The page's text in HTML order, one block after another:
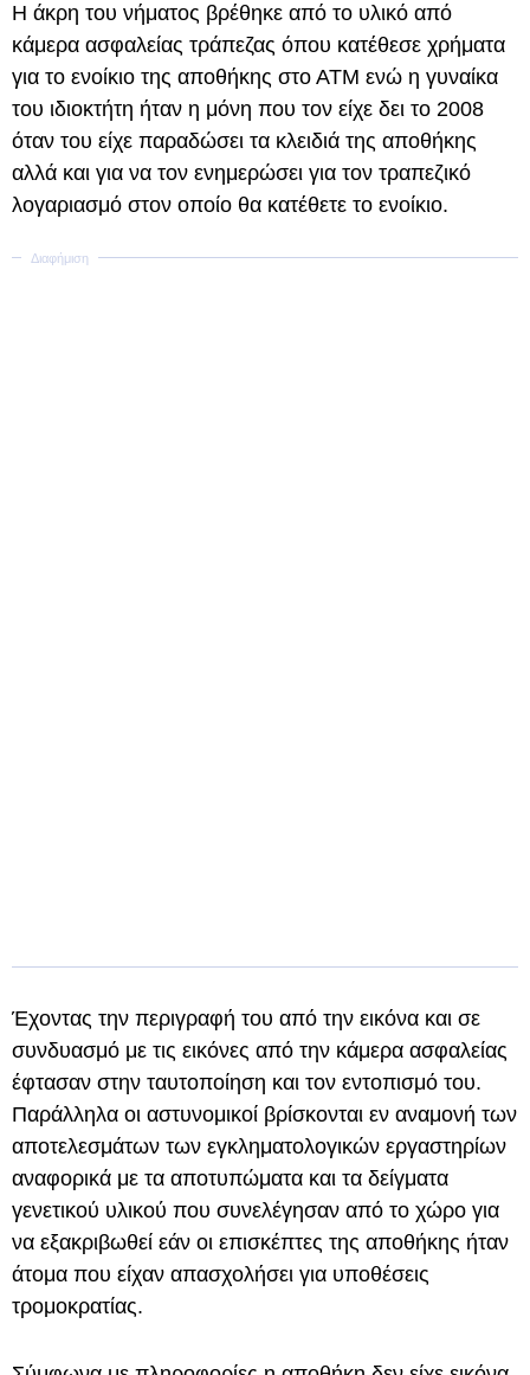
Η άκρη του νήματος βρέθηκε από το υλικό από
κάμερα ασφαλείας τράπεζας όπου κατέθεσε χρήματα
για το ενοίκιο της αποθήκης στο ΑΤΜ ενώ η γυναίκα
του ιδιοκτήτη ήταν η μόνη που τον είχε δει το 2008
όταν του είχε παραδώσει τα κλειδιά της αποθήκης
αλλά και για να τον ενημερώσει για τον τραπεζικό
λογαριασμό στον οποίο θα κατέθετε το ενοίκιο.
Έχοντας την περιγραφή του από την εικόνα και σε
συνδυασμό με τις εικόνες από την κάμερα ασφαλείας
έφτασαν στην ταυτοποίηση και τον εντοπισμό του.
Παράλληλα οι αστυνομικοί βρίσκονται εν αναμονή των
αποτελεσμάτων των εγκληματολογικών εργαστηρίων
αναφορικά με τα αποτυπώματα και τα δείγματα
γενετικού υλικού που συνελέγησαν από το χώρο για
να εξακριβωθεί εάν οι επισκέπτες της αποθήκης ήταν
άτομα που είχαν απασχολήσει για υποθέσεις
τρομοκρατίας.